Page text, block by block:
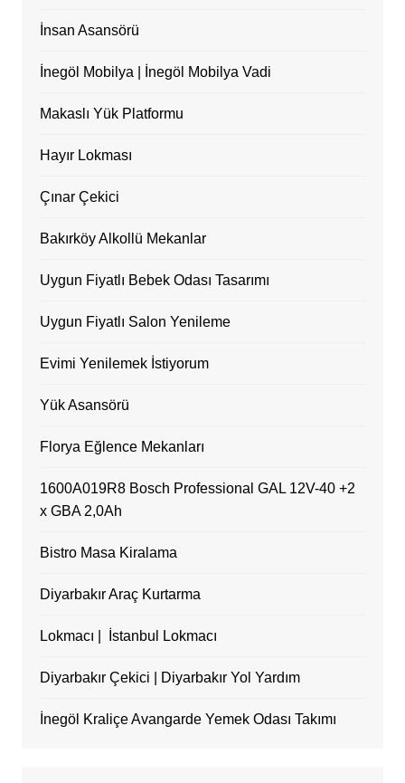
İnsan Asansörü
İnegöl Mobilya | İnegöl Mobilya Vadi
Makaslı Yük Platformu
Hayır Lokması
Çınar Çekici
Bakırköy Alkollü Mekanlar
Uygun Fiyatlı Bebek Odası Tasarımı
Uygun Fiyatlı Salon Yenileme
Evimi Yenilemek İstiyorum
Yük Asansörü
Florya Eğlence Mekanları
1600A019R8 Bosch Professional GAL 12V-40 +2
x GBA 2,0Ah
Bistro Masa Kiralama
Diyarbakır Araç Kurtarma
Lokmacı | İstanbul Lokmacı
Diyarbakır Çekici | Diyarbakır Yol Yardım
İnegöl Kraliçe Avangarde Yemek Odası Takımı